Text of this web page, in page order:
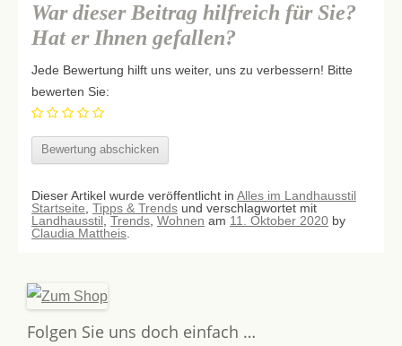
War dieser Beitrag hilfreich für Sie?
Hat er Ihnen gefallen?
Jede Bewertung hilft uns weiter, uns zu verbessern! Bitte
bewerten Sie:
Dieser Artikel wurde veröffentlicht in Alles im Landhausstil
Startseite Tipps & Trends und verschlagwortet mit
Landhausstil Trends Wohnen am 11. Oktober 2020 by
Claudia Mattheis
Folgen Sie uns doch einfach …